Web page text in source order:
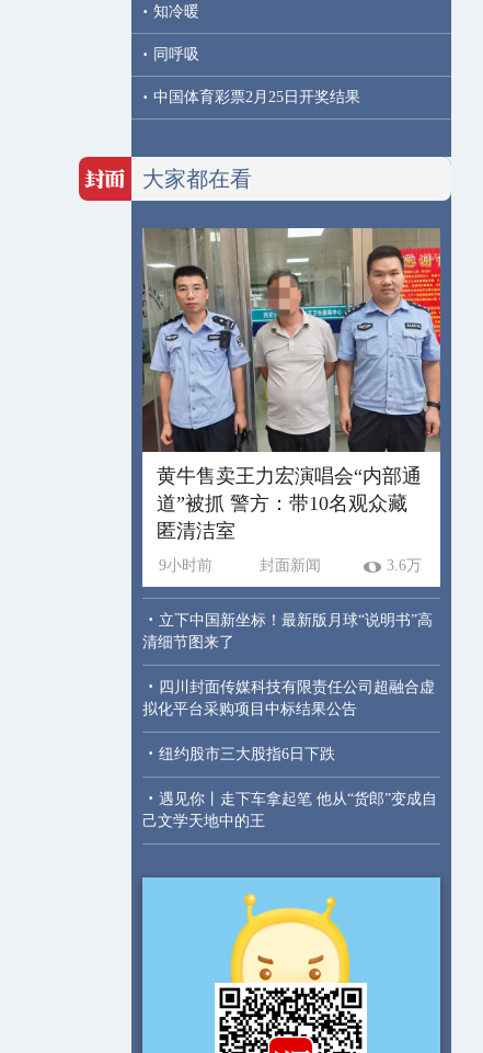
· 知冷暖
· 同呼吸
· 中国体育彩票2月25日开奖结果
大家都在看
黄牛售卖王力宏演唱会“内部通
道”被抓 警方：带10名观众藏
匿清洁室
9小时前 封面新闻 3.6万
· 立下中国新坐标！最新版月球“说明书”高
清细节图来了
· 四川封面传媒科技有限责任公司超融合虚
拟化平台采购项目中标结果公告
· 纽约股市三大股指6日下跌
· 遇见你丨走下车拿起笔 他从“货郎”变成自
己文学天地中的王